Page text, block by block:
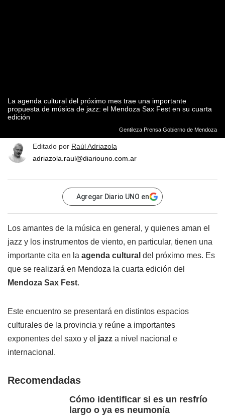
La agenda cultural del próximo mes trae una importante
propuesta de música de jazz: el Mendoza Sax Fest en su cuarta
edición
Gentileza Prensa Gobierno de Mendoza
Editado por Raúl Adriazola
adriazola.raul@diariouno.com.ar
Agregar Diario UNO en
Los amantes de la música en general, y quienes aman el
jazz y los instrumentos de viento, en particular, tienen una
importante cita en la agenda cultural del próximo mes. Es
que se realizará en Mendoza la cuarta edición del
Mendoza Sax Fest.
Este encuentro se presentará en distintos espacios
culturales de la provincia y reúne a importantes
exponentes del saxo y el jazz a nivel nacional e
internacional.
Recomendadas
Cómo identificar si es un resfrío
largo o ya es neumonía